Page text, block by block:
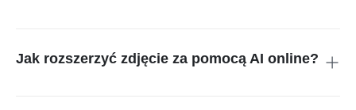
wypełnienia i wygoda na wszystkich urządzeniach.
Jak rozszerzyć zdjęcie za pomocą AI online?